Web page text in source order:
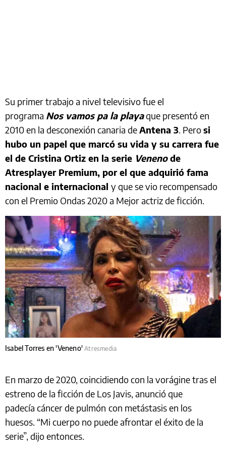
Su primer trabajo a nivel televisivo fue el
programa Nos vamos pa la playaque presentó en
2010 en la desconexión canaria deAntena 3. Perosi
hubo un papel que marcó su vida y su carrera fue
el de Cristina Ortiz en la serie Venenode
Atresplayer Premium, por el que adquirió fama
nacional e internacional y que se vio recompensado
con el Premio Ondas 2020 a Mejor actriz de ficción.
Isabel Torres en 'Veneno'Atresmedia
En marzo de 2020, coincidiendo con la vorágine tras el
estreno de la ficción de Los Javis, anunció que
padecía cáncer de pulmón con metástasis en los
huesos. “Mi cuerpo no puede afrontar el éxito de la
serie”, dijo entonces.